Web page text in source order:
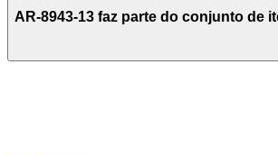
AR-8943-13 faz parte do conjunto de